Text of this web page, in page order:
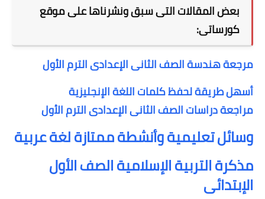
بعض المقالات التى سبق ونشرناها على موقع
كورساتى:
مرجعة هندسة الصف الثانى الإعدادى الترم الأول
أسهل طريقة لحفظ كلمات اللغة الإنجليزية
مراجعة دراسات الصف الثانى الإعدادى الترم الأول
وسائل تعليمية وأنشطة ممتازة لغة عربية
مذكرة التربية الإسلامية الصف الأول
الإبتدائى